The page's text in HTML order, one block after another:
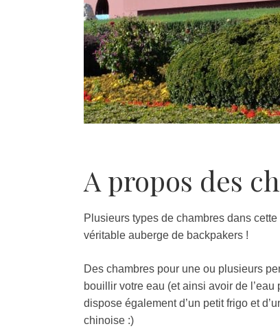
A propos des
Plusieurs types de chambres dans
véritable auberge de backpakers !
Des chambres pour une ou plusieurs
bouillir votre eau (et ainsi avoir de
dispose également d’un petit frigo et
chinoise :)